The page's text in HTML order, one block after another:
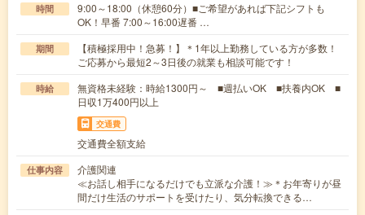
時間
9:00～18:00（休憩60分）■ご希望があれば下記シフトも
OK！早番 7:00～16:00遅番 …
期間
【積極採用中！急募！】＊1年以上勤務している方が多数！
ご応募から最短2～3日後の就業も相談可能です！
時給
無資格未経験：時給1300円～ ■週払いOK ■扶養内OK ■
日収1万400円以上
交通費
交通費全額支給
仕事内容
介護関連
≪お話し相手になるだけでも立派な介護！≫＊お年寄りが昼
間だけ生活のサポートを受けたり、気分転換できる…